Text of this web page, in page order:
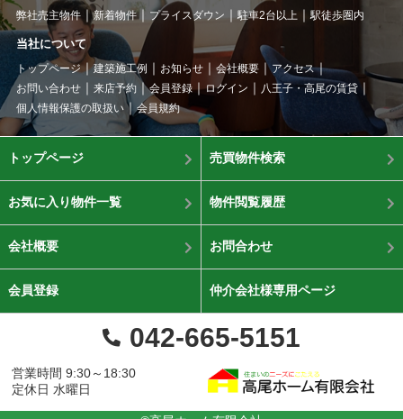
弊社売主物件 新着物件 プライスダウン 駐車2台以上 駅徒歩圏内
当社について
トップページ 建築施工例 お知らせ 会社概要
アクセス
お問い合わせ
来店予約 会員登録 ログイン
八王子・高尾の賃貸
個人情報保護の取扱い
会員規約
トップページ 売買物件検索
お気に入り物件一覧 物件閲覧履歴
会社概要 お問合わせ
会員登録 仲介会社様専用ページ
042-665-5151
営業時間 9:30～18:30
定休日 水曜日